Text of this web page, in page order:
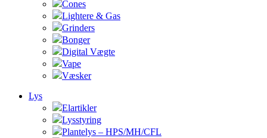
Cones
Lightere & Gas
Grinders
Bonger
Digital Vægte
Vape
Væsker
Lys
Elartikler
Lysstyring
Plantelys – HPS/MH/CFL